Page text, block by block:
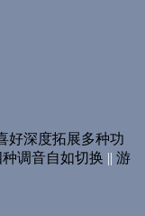
好深度拓展多种功
种调音自如切换
游